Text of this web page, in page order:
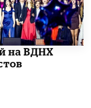
на ВДНХ